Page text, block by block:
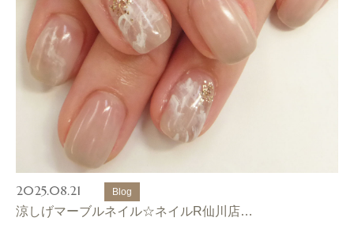
2025.08.21 Blog
涼しげマーブルネイル☆ネイルR仙川店…